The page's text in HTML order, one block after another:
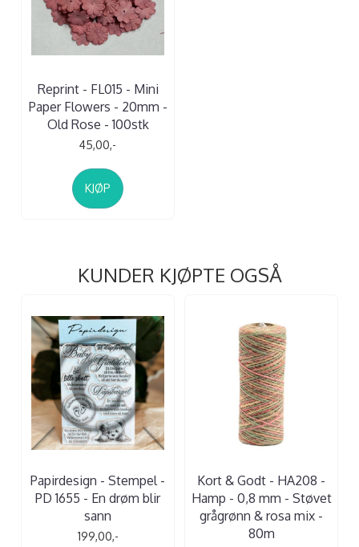
Reprint - FL015 - Mini
Paper Flowers - 20mm -
Old Rose - 100stk
45,00,-
KJØP
KUNDER KJØPTE OGSÅ
Papirdesign - Stempel -
PD 1655 - En drøm blir
sann
199,00,-
Kort & Godt - HA208 -
Hamp - 0,8 mm - Støvet
grågrønn & rosa mix -
80m